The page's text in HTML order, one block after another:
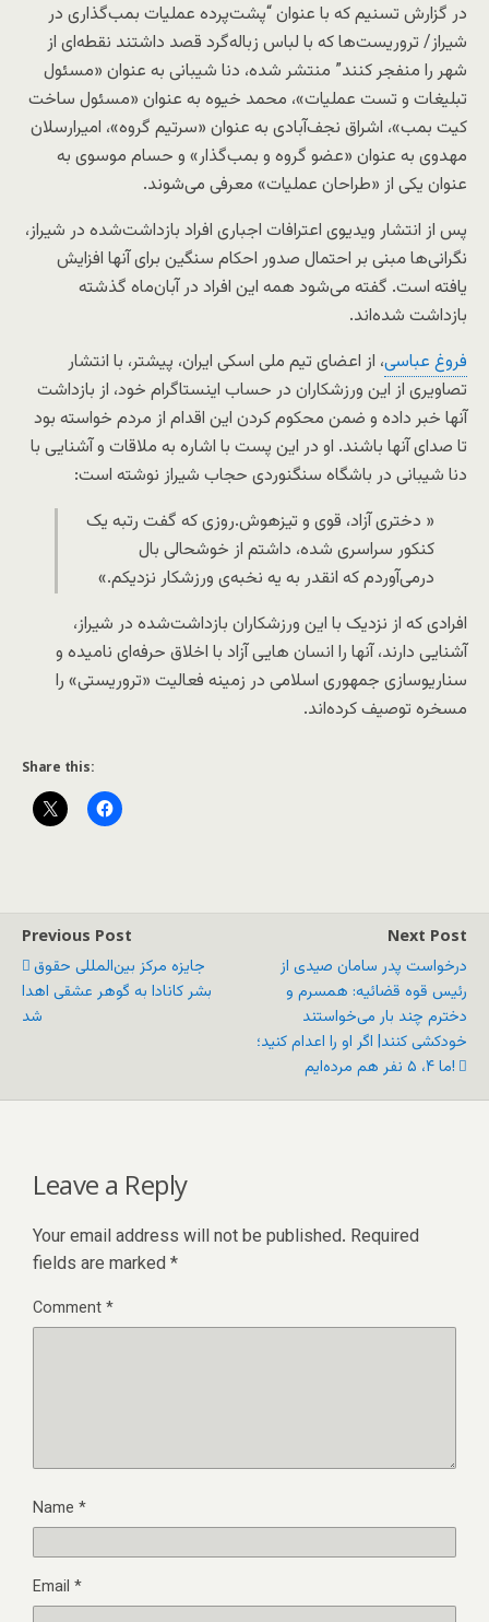
در گزارش تسنیم که با عنوان “پشت‌پرده عملیات بمب‌گذاری ‌در
شیراز/ ‌تروریست‌ها‌ که با لباس زباله‌گرد قصد داشتند نقطه‌ای از
شهر را منفجر کنند” منتشر شده، دنا شیبانی به‌ عنوان «مسئول
تبلیغات و تست عملیات»، محمد خیوه به عنوان «مسئول ساخت
کیت بمب»، اشراق نجف‌آبادی به عنوان «سرتیم گروه»، امیرارسلان
مهدوی به عنوان «عضو گروه و بمب‌گذار» و حسام موسوی به
عنوان یکی از «طراحان عملیات» معرفی می‌شوند.
پس از انتشار ویدیوی اعترافات اجباری افراد بازداشت‌شده در شیراز،
نگرانی‌ها مبنی بر احتمال صدور احکام سنگین برای آنها افزایش
یافته است. گفته می‌شود همه این افراد در آبان‌ماه گذشته
بازداشت‌ شده‌اند.
فروغ عباسی، از اعضای تیم ملی اسکی ایران، پیشتر، با انتشار
تصاویری از این ورزشکاران در حساب اینستاگرام خود، از بازداشت
آنها خبر داده و ضمن محکوم کردن این اقدام از مردم خواسته بود
تا صدای آنها باشند. او در این پست با اشاره به ملاقات و آشنایی با
دنا شیبانی در باشگاه سنگنوردی حجاب شیراز نوشته است:
« دختری آزاد، قوی و تیزهوش.روزی که گفت رتبه یک
کنکور سراسری شده، داشتم از خوشحالی بال
درمی‌آوردم که انقدر به یه نخبه‌ی ورزشکار نزدیکم.»
افرادی که از نزدیک با این ورزشکاران بازداشت‌شده در شیراز،
آشنایی دارند، آنها را انسان هایی آزاد با اخلاق حرفه‌ای نامیده و
سناریوسازی جمهوری اسلامی در زمینه فعالیت «تروریستی» را
مسخره توصیف کرده‌اند.
Share this:
Previous Post
جایزه مرکز بین‌المللی حقوق
بشر کانادا به گوهر عشقی اهدا
شد
Next Post
درخواست پدر سامان صیدی از
رئیس قوه قضائیه: همسرم و
دخترم چند بار می‌خواستند
خودکشی کنند| اگر او را اعدام کنید؛
ما ۴، ۵ نفر هم مرده‌ایم!
Leave a Reply
Your email address will not be published. Required
fields are marked *
Comment*
Name *
Email *